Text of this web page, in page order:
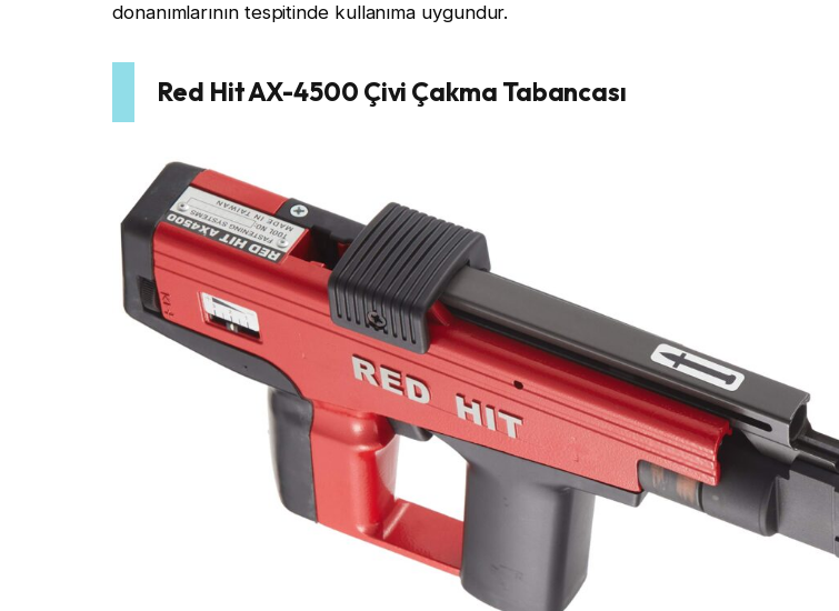
donanımlarının tespitinde kullanıma uygundur.
Red Hit AX-4500 Çivi Çakma Tabancası